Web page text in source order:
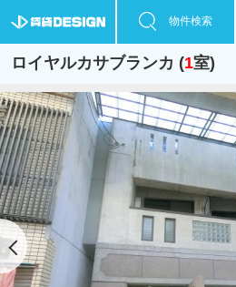
物件検索
ロイヤルカサブランカ (1室)